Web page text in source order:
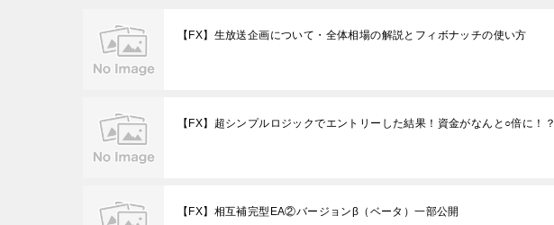
【FX】生放送企画について・全体相場の解説とフィボナッチの使い方
【FX】超シンプルロジックでエントリーした結果！資金がなんと○倍に！？
【FX】相互補完型EA②バージョンβ（ベータ）一部公開